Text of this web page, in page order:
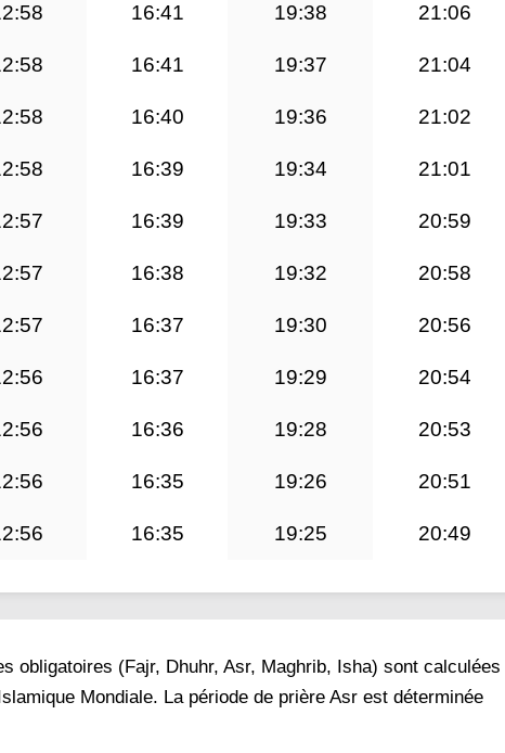
16:41 19:38 21:06
16:41 19:37 21:04
16:40 19:36 21:02
16:39 19:34 21:01
16:39 19:33 20:59
16:38 19:32 20:58
16:37 19:30 20:56
16:37 19:29 20:54
16:36 19:28 20:53
16:35 19:26 20:51
16:35 19:25 20:49
obligatoires (Fajr, Dhuhr, Asr, Maghrib, Isha) sont calculées
Mondiale. La période de prière Asr est déterminée